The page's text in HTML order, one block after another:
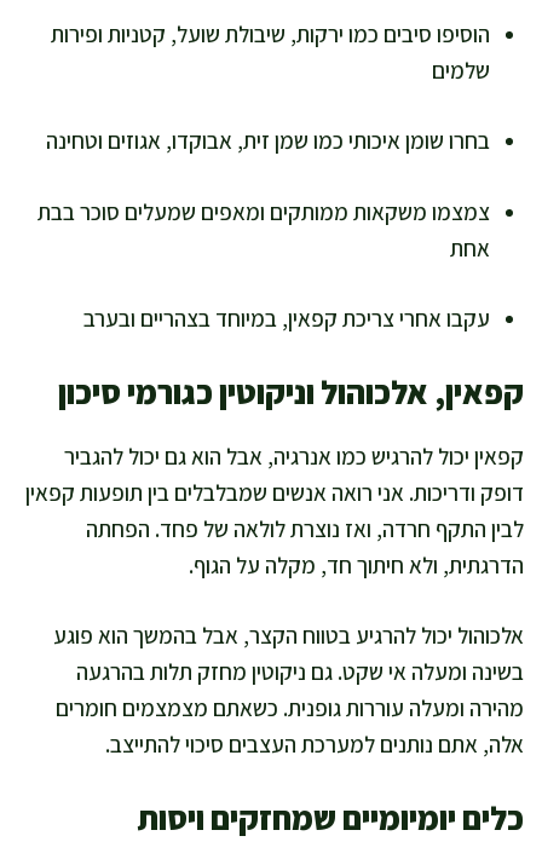
הוסיפו סיבים כמו ירקות, שיבולת שועל, קטניות ופירות
שלמים
בחרו שומן איכותי כמו שמן זית, אבוקדו, אגוזים וטחינה
צמצמו משקאות ממותקים ומאפים שמעלים סוכר בבת
אחת
עקבו אחרי צריכת קפאין, במיוחד בצהריים ובערב
קפאין, אלכוהול וניקוטין כגורמי סיכון
קפאין יכול להרגיש כמו אנרגיה, אבל הוא גם יכול להגביר
דופק ודריכות. אני רואה אנשים שמבלבלים בין תופעות קפאין
לבין התקף חרדה, ואז נוצרת לולאה של פחד. הפחתה
הדרגתית, ולא חיתוך חד, מקלה על הגוף.
אלכוהול יכול להרגיע בטווח הקצר, אבל בהמשך הוא פוגע
בשינה ומעלה אי שקט. גם ניקוטין מחזק תלות בהרגעה
מהירה ומעלה עוררות גופנית. כשאתם מצמצמים חומרים
אלה, אתם נותנים למערכת העצבים סיכוי להתייצב.
כלים יומיומיים שמחזקים ויסות